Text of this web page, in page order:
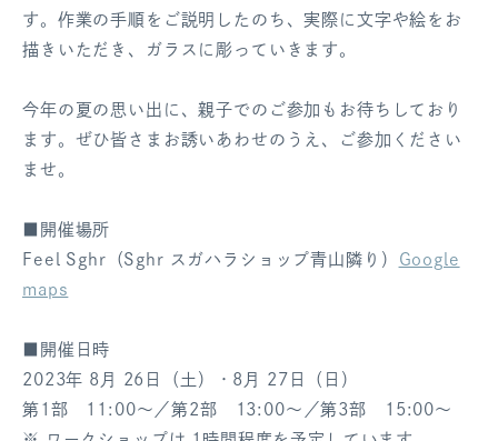
す。作業の手順をご説明したのち、実際に文字や絵をお
描きいただき、ガラスに彫っていきます。
今年の夏の思い出に、親子でのご参加もお待ちしており
ます。ぜひ皆さまお誘いあわせのうえ、ご参加ください
ませ。
■開催場所
Feel Sghr（Sghr スガハラショップ青山隣り） Google
maps
■開催日時
2023年 8月 26日（土）・8月 27日（日）
第1部 11:00～／第2部 13:00～／第3部 15:00～